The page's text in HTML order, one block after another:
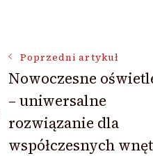
Poprzedni artykuł
Nowoczesne
– uniwersalne
rozwiązanie dla
współczesnych